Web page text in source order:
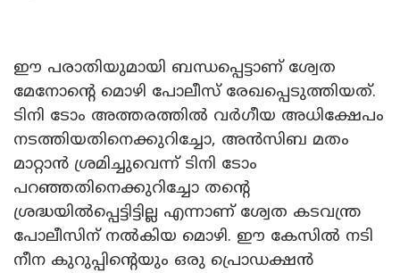
ഈ പരാതിയുമായി ബന്ധപ്പെട്ടാണ് ശ്വേത
മേനോന്റെ മൊഴി പോലീസ് രേഖപ്പെടുത്തിയത്.
ടിനി ടോം അത്തരത്തിൽ വർഗീയ അധിക്ഷേപം
നടത്തിയതിനെക്കുറിച്ചോ, അൻസിബ മതം
മാറ്റാൻ ശ്രമിച്ചുവെന്ന് ടിനി ടോം
പറഞ്ഞതിനെക്കുറിച്ചോ തന്റെ
ശ്രദ്ധയിൽപ്പെട്ടിട്ടില്ല എന്നാണ് ശ്വേത കടവന്ത്ര
പോലീസിന് നൽകിയ മൊഴി. ഈ കേസിൽ നടി
നീന കുറുപ്പിന്റെയും ഒരു പ്രൊഡക്ഷൻ